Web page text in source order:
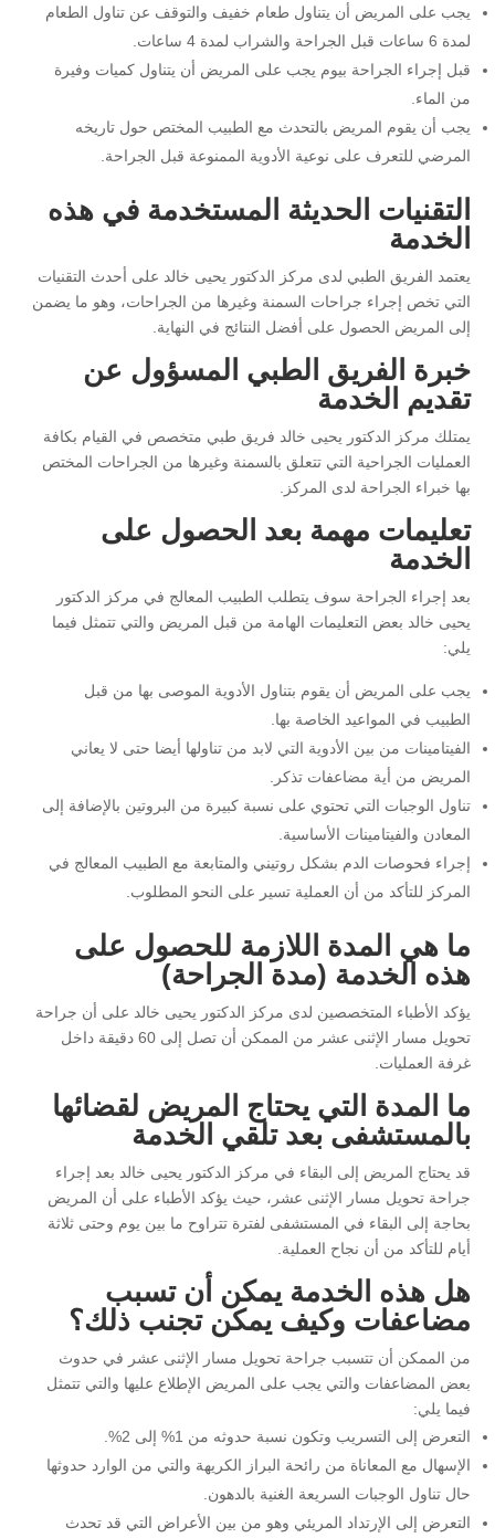
يجب على المريض أن يتناول طعام خفيف والتوقف عن تناول الطعام
لمدة 6 ساعات قبل الجراحة والشراب لمدة 4 ساعات.
قبل إجراء الجراحة بيوم يجب على المريض أن يتناول كميات وفيرة
من الماء.
يجب أن يقوم المريض بالتحدث مع الطبيب المختص حول تاريخه
المرضي للتعرف على نوعية الأدوية الممنوعة قبل الجراحة.
التقنيات الحديثة المستخدمة في هذه
الخدمة
يعتمد الفريق الطبي لدى مركز الدكتور يحيى خالد على أحدث التقنيات
التي تخص إجراء جراحات السمنة وغيرها من الجراحات، وهو ما يضمن
إلى المريض الحصول على أفضل النتائج في النهاية.
خبرة الفريق الطبي المسؤول عن
تقديم الخدمة
يمتلك مركز الدكتور يحيى خالد فريق طبي متخصص في القيام بكافة
العمليات الجراحية التي تتعلق بالسمنة وغيرها من الجراحات المختص
بها خبراء الجراحة لدى المركز.
تعليمات مهمة بعد الحصول على
الخدمة
بعد إجراء الجراحة سوف يتطلب الطبيب المعالج في مركز الدكتور
يحيى خالد بعض التعليمات الهامة من قبل المريض والتي تتمثل فيما
يلي:
يجب على المريض أن يقوم بتناول الأدوية الموصى بها من قبل
الطبيب في المواعيد الخاصة بها.
الفيتامينات من بين الأدوية التي لابد من تناولها أيضا حتى لا يعاني
المريض من أية مضاعفات تذكر.
تناول الوجبات التي تحتوي على نسبة كبيرة من البروتين بالإضافة إلى
المعادن والفيتامينات الأساسية.
إجراء فحوصات الدم بشكل روتيني والمتابعة مع الطبيب المعالج في
المركز للتأكد من أن العملية تسير على النحو المطلوب.
ما هي المدة اللازمة للحصول على
هذه الخدمة (مدة الجراحة)
يؤكد الأطباء المتخصصين لدى مركز الدكتور يحيى خالد على أن جراحة
تحويل مسار الإثنى عشر من الممكن أن تصل إلى 60 دقيقة داخل
غرفة العمليات.
ما المدة التي يحتاج المريض لقضائها
بالمستشفى بعد تلقي الخدمة
قد يحتاج المريض إلى البقاء في مركز الدكتور يحيى خالد بعد إجراء
جراحة تحويل مسار الإثنى عشر، حيث يؤكد الأطباء على أن المريض
بحاجة إلى البقاء في المستشفى لفترة تتراوح ما بين يوم وحتى ثلاثة
أيام للتأكد من أن نجاح العملية.
هل هذه الخدمة يمكن أن تسبب
مضاعفات وكيف يمكن تجنب ذلك؟
من الممكن أن تتسبب جراحة تحويل مسار الإثنى عشر في حدوث
بعض المضاعفات والتي يجب على المريض الإطلاع عليها والتي تتمثل
فيما يلي:
التعرض إلى التسريب وتكون نسبة حدوثه من 1% إلى 2%.
الإسهال مع المعاناة من رائحة البراز الكريهة والتي من الوارد حدوثها
حال تناول الوجبات السريعة الغنية بالدهون.
التعرض إلى الإرتداد المريئي وهو من بين الأعراض التي قد تحدث